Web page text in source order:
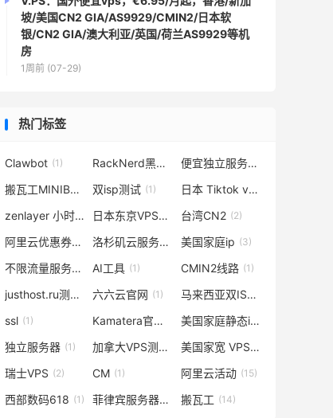
坡/美国CN2 GIA/AS9929/CMIN2/日本软
银/CN2 GIA/澳大利亚/英国/荷兰AS9929等机
房
1周前 (07-29)
热门标签
Clawbot (1) RackNerd黑色星期五 (1) 便宜独立服务器
搬瓦工MINIBOX (1)
双isp测试 (1) 日本 Tiktok vps
zenlayer 小时付费 (2) 日本东京VPS测评 (2)
台湾CN2 (2)
阿里云优惠券
(8) 洛杉矶云服务器 (1)
美国家庭ip (3)
不限流量服务器 (2)
AI工具 (1) CMIN2线路 (1)
justhost.ru测评 (1)六六云官网 (1) 马来西亚双ISP家宽
ssl (1) Kamatera官网 美国家庭静态ip哪里有
独立服务器 (1) 加拿大VPS测评 (2) 美国家宽 VPS(25)
瑞士VPS (2) CM (1) 阿里云活动 (15)
西部数码618 (1) 菲律宾服务器
(1) 搬瓦工 (14)